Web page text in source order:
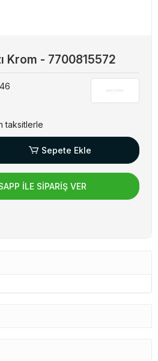
Krom - 7700815572
taksitlerle
Sepete Ekle
İLE SİPARİŞ VER